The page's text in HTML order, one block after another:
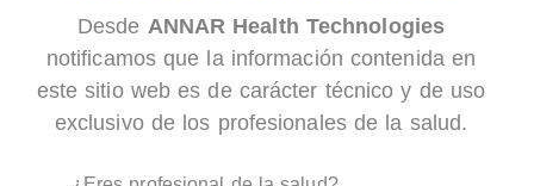
Mesa de autopsias
+
Racks 4 alturas para
cadáveres
Desde ANNAR Health Technologies
notificamos que la información contenida en
este sitio web es de carácter técnico y de uso
exclusivo de los profesionales de la salud.